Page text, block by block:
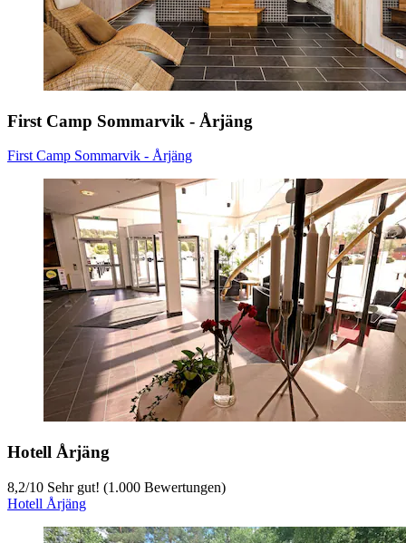
First Camp Sommarvik - Årjäng
First Camp Sommarvik - Årjäng
Hotell Årjäng
8,2/10 Sehr gut! (1.000 Bewertungen)
Hotell Årjäng